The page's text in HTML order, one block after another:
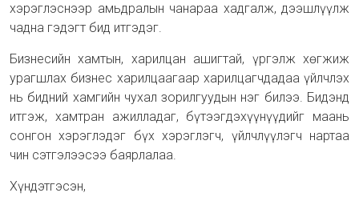
хэрэглэснээр амьдралын чанараа хадгалж, дээшлүүлж
чадна гэдэгт бид итгэдэг.
Бизнесийн хамтын, харилцан ашигтай, үргэлж хөгжиж
урагшлах бизнес харилцаагаар харилцагчдадаа үйлчлэх
нь бидний хамгийн чухал зорилгуудын нэг билээ. Бидэнд
итгэж, хамтран ажилладаг, бүтээгдэхүүнүүдийг маань
сонгон хэрэглэдэг бүх хэрэглэгч, үйлчлүүлэгч нартаа
чин сэтгэлээсээ баярлалаа.
Хүндэтгэсэн,